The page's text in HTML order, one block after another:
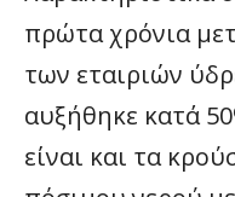
πρώτα χρόνια
των εταιριών
αυξήθηκε κατά
είναι και τα